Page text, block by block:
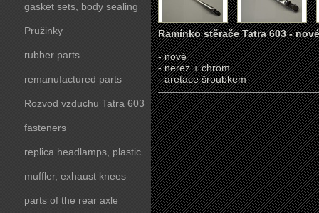
gasket sets, body sealing
Pružinky
rubber parts
remanufactured parts
Rozvod vzduchu Tatra 603
fasteners
replica headlamps, plastic
parts
muffler, exhaust knees
parts of the rear axle
Ramínko stěrače Tatra 603 - nové
- nové
- nerez + chrom
- aretace šroubkem